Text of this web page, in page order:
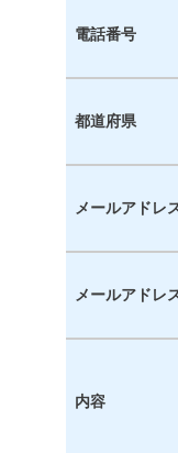
電話番号
都道府県
メールアドレ
メールアドレ
内容